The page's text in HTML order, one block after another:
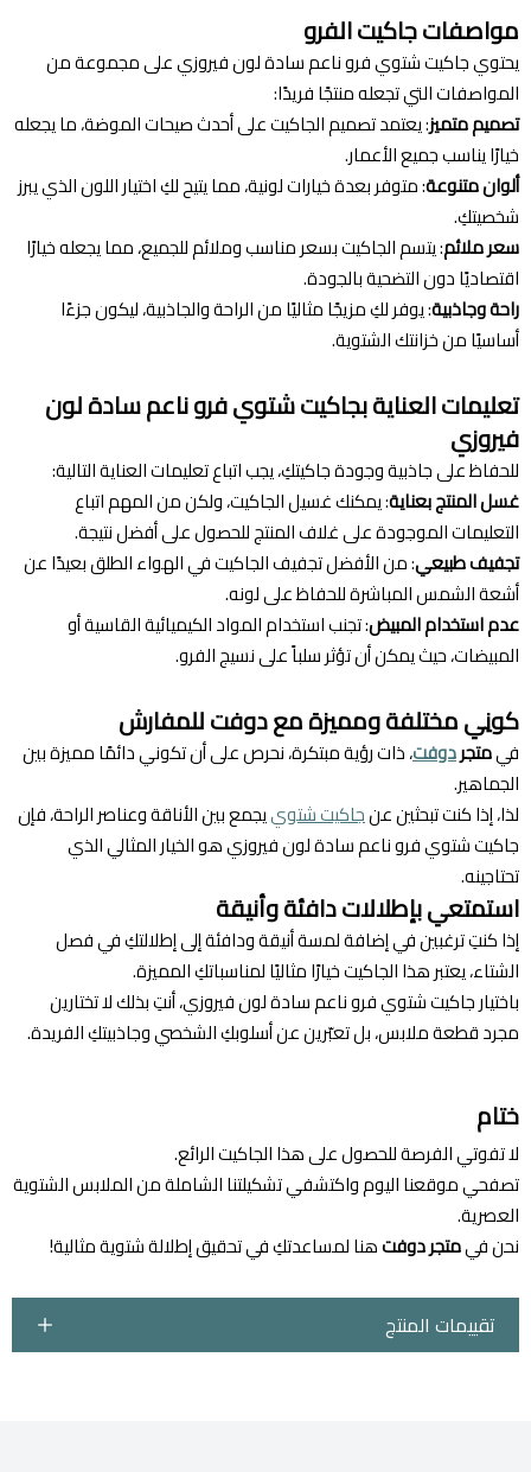
مواصفات جاكيت الفرو
يحتوي جاكيت شتوي فرو ناعم سادة لون فيروزي على مجموعة من
المواصفات التي تجعله منتجًا فريدًا:
تصميم متميز: يعتمد تصميم الجاكيت على أحدث صيحات الموضة، ما يجعله
خيارًا يناسب جميع الأعمار.
ألوان متنوعة: متوفر بعدة خيارات لونية، مما يتيح لكِ اختيار اللون الذي يبرز
شخصيتكِ.
سعر ملائم: يتسم الجاكيت بسعر مناسب وملائم للجميع، مما يجعله خيارًا
اقتصاديًا دون التضحية بالجودة.
راحة وجاذبية: يوفر لكِ مزيجًا مثاليًا من الراحة والجاذبية، ليكون جزءًا
أساسيًا من خزانتك الشتوية.
تعليمات العناية بجاكيت شتوي فرو ناعم سادة لون
فيروزي
للحفاظ على جاذبية وجودة جاكيتكِ، يجب اتباع تعليمات العناية التالية:
غسل المنتج بعناية: يمكنك غسيل الجاكيت، ولكن من المهم اتباع
التعليمات الموجودة على غلاف المنتج للحصول على أفضل نتيجة.
تجفيف طبيعي: من الأفضل تجفيف الجاكيت في الهواء الطلق بعيدًا عن
أشعة الشمس المباشرة للحفاظ على لونه.
عدم استخدام المبيض: تجنب استخدام المواد الكيميائية القاسية أو
المبيضات، حيث يمكن أن تؤثر سلباً على نسيج الفرو.
كونِي مختلفة ومميزة مع دوفت للمفارش
فيمتجردوفت، ذات رؤية مبتكرة، نحرص على أن تكوني دائمًا مميزة بين
الجماهير.
لذا، إذا كنت تبحثين عنجاكيت شتوييجمع بين الأناقة وعناصر الراحة، فإن
جاكيت شتوي فرو ناعم سادة لون فيروزي هو الخيار المثالي الذي
تحتاجينه.
استمتعي بإطلالات دافئة وأنيقة
إذا كنتِ ترغبين في إضافة لمسة أنيقة ودافئة إلى إطلالتكِ في فصل
الشتاء، يعتبر هذا الجاكيت خيارًا مثاليًا لمناسباتكِ المميزة.
باختيار جاكيت شتوي فرو ناعم سادة لون فيروزي، أنتِ بذلك لا تختارين
مجرد قطعة ملابس، بل تعبّرين عن أسلوبكِ الشخصي وجاذبيتكِ الفريدة.
ختام
لا تفوتي الفرصة للحصول على هذا الجاكيت الرائع.
تصفحي موقعنا اليوم واكتشفي تشكيلتنا الشاملة من الملابس الشتوية
العصرية.
نحن فيمتجر دوفتهنا لمساعدتكِ في تحقيق إطلالة شتوية مثالية!
تقييمات المنتج